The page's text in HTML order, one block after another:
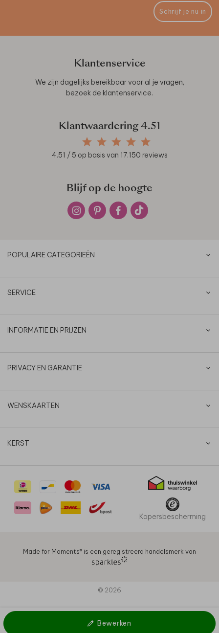
Bewerken
Schrijf je nu in
Klantenservice
We zijn dagelijks bereikbaar voor al je vragen,
bezoek de klantenservice.
Klantwaardering 4.51
4.51 / 5 op basis van 17.150 reviews
Blijf op de hoogte
POPULAIRE CATEGORIEËN
SERVICE
INFORMATIE EN PRIJZEN
PRIVACY EN GARANTIE
WENSKAARTEN
KERST
Kopersbescherming
Made for Moments®️ is een geregistreerd handelsmerk van
© 2026